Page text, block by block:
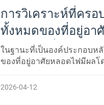
การวิเคราะห์ที่คร
ทั้งหมดของที่อยู่อา
จากวัสดุเพื่อผลิตภั
ในฐานะที่เป็นองค์ประกอบห
ของที่อยู่อาศัยหลอดไฟมีผล
เชิง$...
2026-04-12